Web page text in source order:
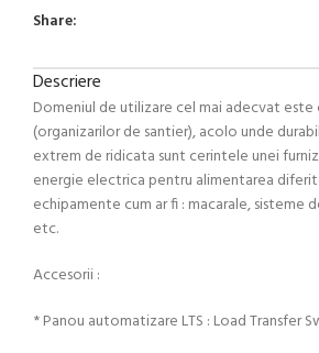
Share:
Descriere
Domeniul de utilizare cel mai adecvat
(organizarilor de santier), acolo unde
extrem de ridicata sunt cerintele unei
energie electrica pentru alimentarea
echipamente cum ar fi : macarale, sisteme
etc.
Accesorii :
* Panou automatizare LTS : Load Transfer